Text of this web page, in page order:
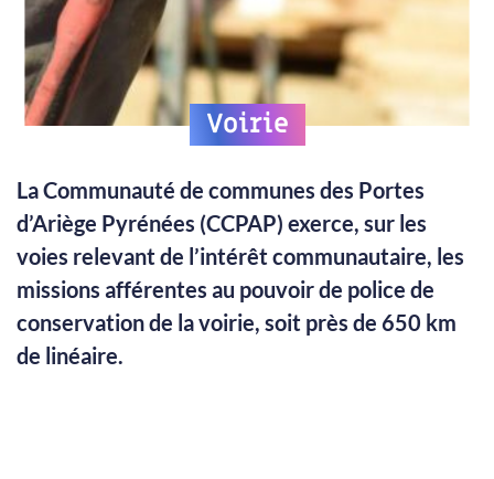
Voirie
La Communauté de communes des Portes
d’Ariège Pyrénées (CCPAP) exerce, sur les
voies relevant de l’intérêt communautaire, les
missions afférentes au pouvoir de police de
conservation de la voirie, soit près de 650 km
de linéaire.